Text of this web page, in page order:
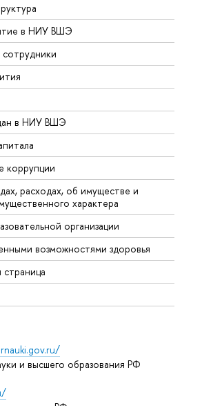
в НИУ ВШЭ
в НИУ ВШЭ
коррупции
расходах, об имуществе и
характера
организации
возможностями здоровья
страница
и высшего образования РФ